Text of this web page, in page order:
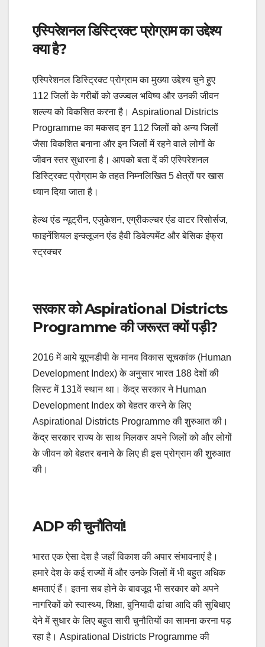
एस्पिरेशनल डिस्ट्रिक्ट प्रोग्राम काउद्देश्य
क्या है?
एस्पिरेशनल डिस्ट्रिक्ट प्रोग्राम का मुख्या उद्देश्य चुने हुए
112 जिलों के गरीबों को उज्ज्वल भविष्य और उनकी जीवन
शल्ल्य को विकसित करना है। Aspirational Districts
Programme का मकसद इन 112 जिलों को अन्य जिलों
जैसा विकशित बनाना और इन जिलों में रहने वाले लोगों के
जीवन स्तर सुधारना है। आपको बता दें की एस्पिरेशनल
डिस्ट्रिक्ट प्रोग्राम के तहत निम्नलिखित 5 क्षेत्रों पर खास
ध्यान दिया जाता है।
हेल्थ एंड न्यूट्रीन, एजुकेशन, एग्रीकल्चर एंड वाटर रिसोर्सज,
फाइनेंशियल इन्क्लूजन एंड हैवी डिवेल्पमेंट और बेसिक इंफ्रा
स्ट्रक्चर
सरकार को Aspirational Districts
Programme की जरूरत क्यों पड़ी?
2016 में आये यूएनडीपी के मानव विकास सूचकांक (Human
Development Index) के अनुसार भारत 188 देशों की
लिस्ट में 131वें स्थान था। केंद्र सरकार ने Human
Development Index को बेहतर करने के लिए
Aspirational Districts Programme की शुरुआत की।
केंद्र सरकार राज्य के साथ मिलकर अपने जिलों को और लोगों
के जीवन को बेहतर बनाने के लिए ही इस प्रोग्राम की शुरुआत
की।
ADP की चुनौतियां!
भारत एक ऐसा देश है जहाँ विकाश की अपार संभावनाएं है।
हमारे देश के कई राज्यों में और उनके जिलों में भी बहुत अधिक
क्षमताएं हैं। इतना सब होने के बावजूद भी सरकार को अपने
नागरिकों को स्वास्थ्य, शिक्षा, बुनियादी ढांचा आदि की सुबिधाए
देने में सुधार के लिए बहुत सारी चुनौतियों का सामना करना पड़
रहा है। Aspirational Districts Programme की